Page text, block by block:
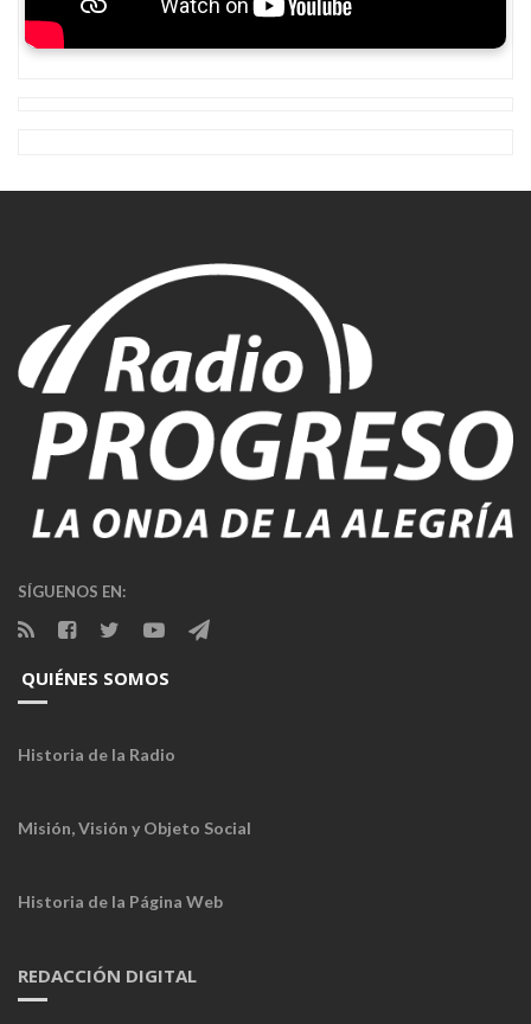
SÍGUENOS EN:
QUIÉNES SOMOS
Historia de la Radio
Misión, Visión y Objeto Social
Historia de la Página Web
REDACCIÓN DIGITAL